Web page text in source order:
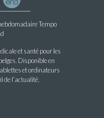
Tempo
et santé pour les
Disponible en
et ordinateurs
de l’actualité.